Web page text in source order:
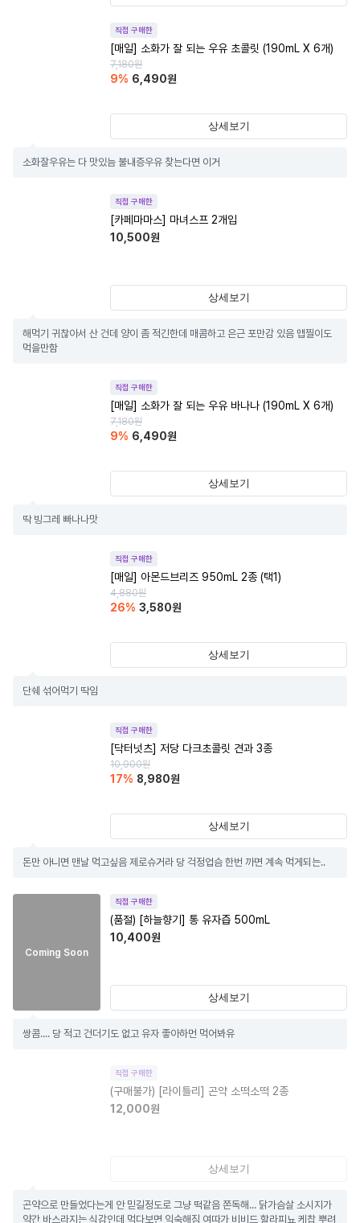
직접 구매한
[매일] 소화가 잘 되는 우유 초콜릿 (190mL X 6개)
7,180원
9% 6,490원
상세보기
소화잘우유는 다 맛있늠 불내증우유 찾는다면 이거
직접 구매한
[카페마마스] 마녀스프 2개입
10,500원
상세보기
해먹기 귀찮아서 산 건데 양이 좀 적긴한데 매콤하고 은근 포만감 있음 맵찔이도
먹을만함
직접 구매한
[매일] 소화가 잘 되는 우유 바나나 (190mL X 6개)
7,180원
9% 6,490원
상세보기
딱 빙그레 빠나나맛
직접 구매한
[매일] 아몬드브리즈 950mL 2종 (택1)
4,880원
26% 3,580원
상세보기
단쉐 섞어먹기 딱임
직접 구매한
[닥터넛츠] 저당 다크초콜릿 견과 3종
10,900원
17% 8,980원
상세보기
돈만 아니면 맨날 먹고싶음 제로슈거라 당 걱정업슴 한번 까면 계속 먹게되는..
Coming Soon
직접 구매한
(품절) [하늘향기] 통 유자즙 500mL
10,400원
상세보기
쌍콤.... 당 적고 건더기도 없고 유자 좋아하먼 먹어봐유
직접 구매한
(구매불가) [라이틀리] 곤약 소떡소떡 2종
12,000원
상세보기
곤약으로 만들었다는게 안 믿길정도로 그냥 떡같음 쫀독해... 닭가슴살 소시지가
약간 바스라지는 식감인데 먹다보면 익숙해짐 여따가 비비드 할라피뇨 케찹 뿌려